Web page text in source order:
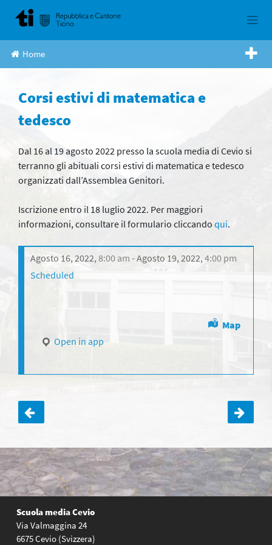
Home
Corsi estivi di matematica e
tedesco
Dal 16 al 19 agosto 2022 presso la scuola media di Cevio si
terranno gli abituali corsi estivi di matematica e tedesco
organizzati dall’Assemblea Genitori.
Iscrizione entro il 18 luglio 2022. Per maggiori
informazioni, consultare il formulario cliccando qui.
Agosto 16, 2022, 8:00 am Agosto 19, 2022, 4:00 pm
Scheduled
Map
Open in app
Navigazione
articoli
Scuola media Cevio
Via Valmaggina 24
6675 Cevio (Svizzera)